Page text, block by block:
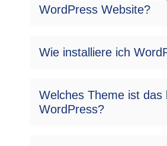
WordPress Website?
Wie installiere ich
Welches Theme ist das
WordPress?